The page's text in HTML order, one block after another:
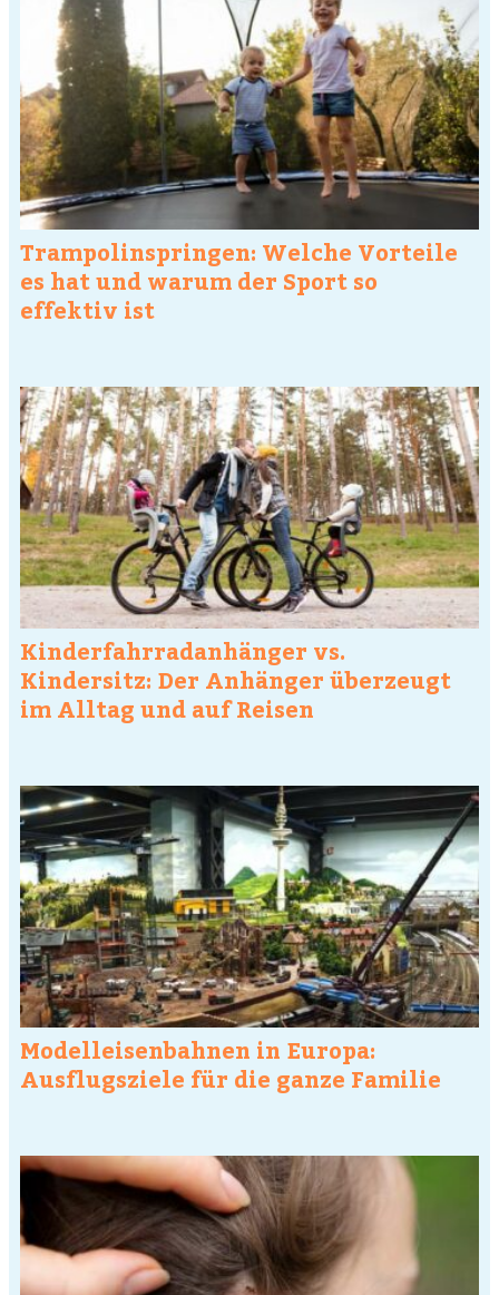
Trampolinspringen: Welche Vorteile
es hat und warum der Sport so
effektiv ist
Kinderfahrradanhänger vs.
Kindersitz: Der Anhänger überzeugt
im Alltag und auf Reisen
Modelleisenbahnen in Europa:
Ausflugsziele für die ganze Familie